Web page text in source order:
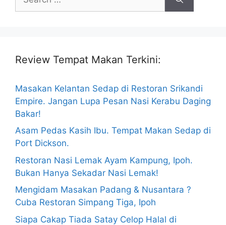
for:
Review Tempat Makan Terkini:
Masakan Kelantan Sedap di Restoran Srikandi
Empire. Jangan Lupa Pesan Nasi Kerabu Daging
Bakar!
Asam Pedas Kasih Ibu. Tempat Makan Sedap di
Port Dickson.
Restoran Nasi Lemak Ayam Kampung, Ipoh.
Bukan Hanya Sekadar Nasi Lemak!
Mengidam Masakan Padang & Nusantara ?
Cuba Restoran Simpang Tiga, Ipoh
Siapa Cakap Tiada Satay Celop Halal di